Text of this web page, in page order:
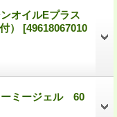
オイルEプラス
） [49618067010
ミージェル 60